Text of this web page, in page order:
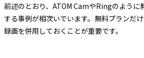
前述のとおり、ATOM CamやRingのように
する事例が相次いでいます。無料プランだ
録画を併用しておくことが重要です。